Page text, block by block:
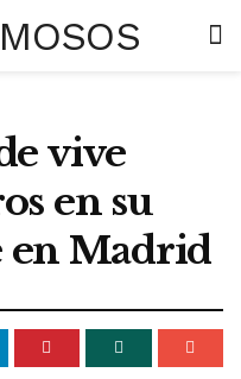
vive
en su
en Madrid